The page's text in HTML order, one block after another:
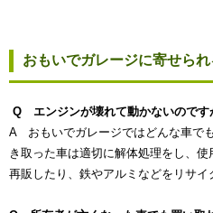
おもいでガレージに寄せら
Q エンジンが壊れて動かないのです
A おもいでガレージではどんな車で
き取った車は適切に解体処理をし、
再販したり、鉄やアルミなどをリサイ